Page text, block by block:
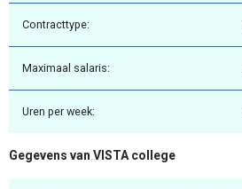
Contracttype:
Maximaal salaris:
Uren per week:
Gegevens van VISTA college